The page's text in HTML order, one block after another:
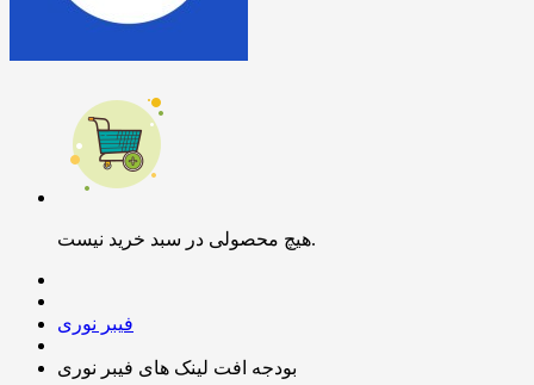
هیچ محصولی در سبد خرید نیست.
فیبر نوری
بودجه افت لینک های فیبر نوری